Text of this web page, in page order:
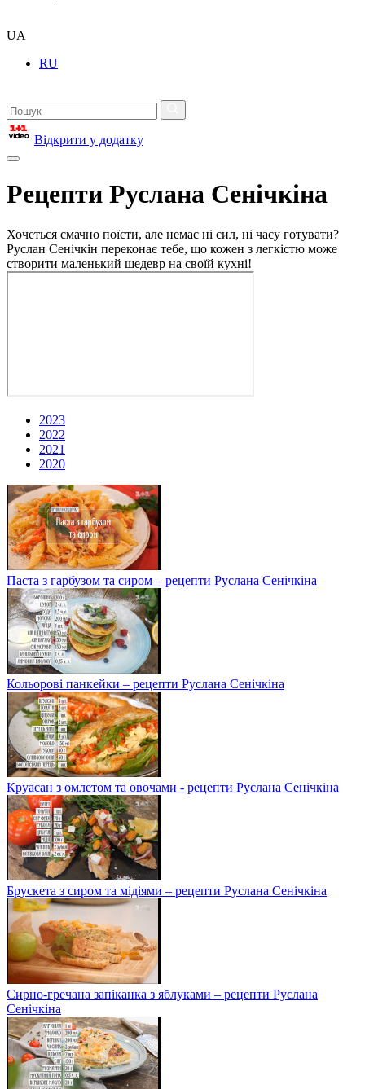
UA
RU
Відкрити у додатку
Рецепти Руслана Сенічкіна
Хочеться смачно поїсти, але немає ні сил, ні часу готувати?
Руслан Сенічкін переконає тебе, що кожен з легкістю може
створити маленький шедевр на своїй кухні!
2023
2022
2021
2020
Паста з гарбузом та сиром – рецепти Руслана Сенічкіна
Кольорові панкейки – рецепти Руслана Сенічкіна
Круасан з омлетом та овочами - рецепти Руслана Сенічкіна
Брускета з сиром та мідіями – рецепти Руслана Сенічкіна
Сирно-гречана запіканка з яблуками – рецепти Руслана
Сенічкіна